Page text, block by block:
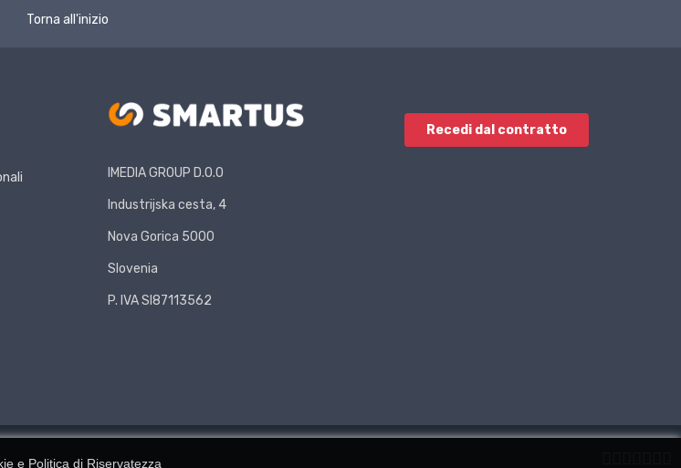
Torna all'inizio
IMEDIA GROUP D.O.O
Industrijska cesta, 4
Nova Gorica 5000
Slovenia
P. IVA SI87113562
e Politica di Riservatezza
Recedi dal contratto